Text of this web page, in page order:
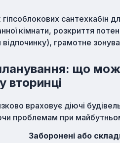
сантехкабін
кімнати, розкриття
відпочинку), грамотне
що
вторинці
враховує діючі
проблемам при
Заборонені або